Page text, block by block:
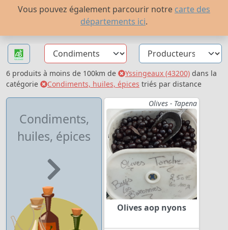
Vous pouvez également parcourir notre carte des
départements ici.
6 produits à moins de 100km de Yssingeaux (43200) dans la
catégorie
Condiments, huiles, épices triés par distance
Condiments,
huiles, épices
Olives - Tapena
Olives aop nyons